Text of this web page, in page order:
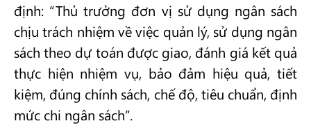
định: “Thủ trưởng đơn vị sử dụng ngân sách
chịu trách nhiệm về việc quản lý, sử dụng ngân
sách theo dự toán được giao, đánh giá kết quả
thực hiện nhiệm vụ, bảo đảm hiệu quả, tiết
kiệm, đúng chính sách, chế độ, tiêu chuẩn, định
mức chi ngân sách”.